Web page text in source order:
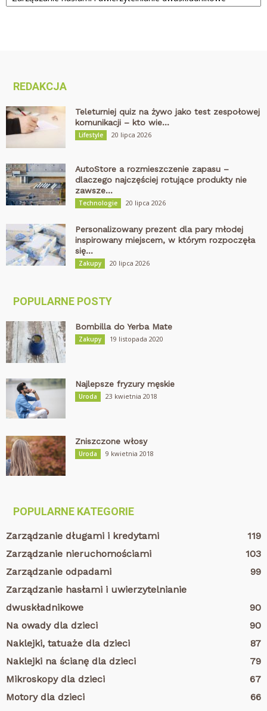
REDAKCJA
Teleturniej quiz na żywo jako test zespołowej
komunikacji – kto wie...
Lifestyle 20 lipca 2026
AutoStore a rozmieszczenie zapasu –
dlaczego najczęściej rotujące produkty nie
zawsze...
Technologie 20 lipca 2026
Personalizowany prezent dla pary młodej
inspirowany miejscem, w którym rozpoczęła
się...
Zakupy 20 lipca 2026
POPULARNE POSTY
Bombilla do Yerba Mate
Zakupy 19 listopada 2020
Najlepsze fryzury męskie
Uroda 23 kwietnia 2018
Zniszczone włosy
Uroda 9 kwietnia 2018
POPULARNE KATEGORIE
Zarządzanie długami i kredytami
119
Zarządzanie nieruchomościami
103
Zarządzanie odpadami
99
Zarządzanie hasłami i uwierzytelnianie
dwuskładnikowe
90
Na owady dla dzieci
90
Naklejki, tatuaże dla dzieci
87
Naklejki na ścianę dla dzieci
79
Mikroskopy dla dzieci
67
Motory dla dzieci
66